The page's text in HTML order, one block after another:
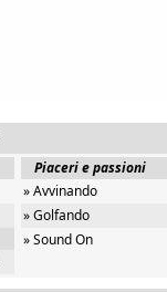
Piaceri e passioni
» Avvinando
» Golfando
» Sound On